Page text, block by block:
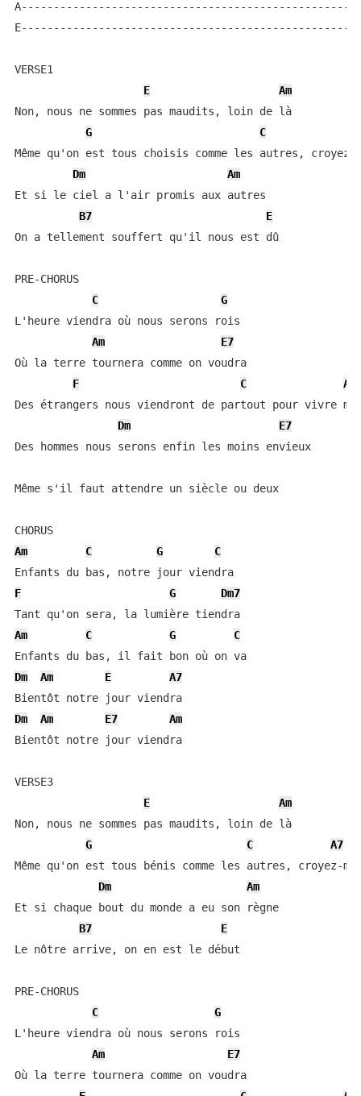
VERSE1
E
Am
Non, nous ne sommes pas maudits, loin de là
G
C
Même qu'on est tous choisis comme les autres, croyez-
Dm
Am
Et si le ciel a l'air promis aux autres
B7
E
On a tellement souffert qu'il nous est dû
PRE-CHORUS
C
G
L'heure viendra où nous serons rois
Am
E7
Où la terre tournera comme on voudra
F
C
Am
Des étrangers nous viendront de partout pour vivre
Dm
E7
Des hommes nous serons enfin les moins envieux
Même s'il faut attendre un siècle ou deux
CHORUS
Am
C G
C
Enfants du bas, notre jour viendra
F
G
Dm7
Tant qu'on sera, la lumière tiendra
Am
C G
C
Enfants du bas, il fait bon où on va
Dm
Am E
A7
Bientôt notre jour viendra
Dm
Am E7
Am
Bientôt notre jour viendra
VERSE3
E
Am
Non, nous ne sommes pas maudits, loin de là
G
C
A7
Même qu'on est tous bénis comme les autres, croyez-
Dm
Am
Et si chaque bout du monde a eu son règne
B7
E
Le nôtre arrive, on en est le début
PRE-CHORUS
C
G
L'heure viendra où nous serons rois
Am
E7
Où la terre tournera comme on voudra